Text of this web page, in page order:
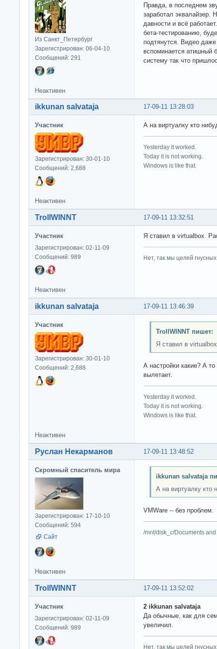
Из Санкт_Петербург
Зарегистрирован: 06-04-10
Сообщений: 291
Правда, в последнем
заработал эквалайзер.
давности и всё
бета-тестированию,
подтянутся. Видео
вспоминается атишный
систему так что
Неактивен
17-09-11 13:28:03
ikkunan salvataja
Участник
Зарегистрирован: 30-01-10
Сообщений: 2,688
А на виртуалку кто
Yesterday it worked.
Today it is not working.
Windows is like that.
Неактивен
17-09-11 13:32:51
TrollWINNT
Участник
Зарегистрирован: 02-11-09
Сообщений: 989
Я ставил в virtualbox.
Нет, так мы целей
Неактивен
17-09-11 13:46:39
ikkunan salvataja
Участник
Зарегистрирован: 30-01-10
Сообщений: 2,688
TrollWINNT пишет:
Я ставил в
А настройки какие? А
вылетает.
Yesterday it worked.
Today it is not working.
Windows is like that.
Неактивен
17-09-11 13:48:52
Руслан Некарманов
Скромный спаситель мира
Зарегистрирован: 17-10-10
Сообщений: 594
Сайт
ikkunan salvataja
А на виртуалку кто
VMWare -- без проблем.
/mnt/disk_c/Documents
Неактивен
17-09-11 13:52:02
TrollWINNT
Участник
Зарегистрирован: 02-11-09
Сообщений: 989
2 ikkunan salvataja
Да обычные, как для
увеличил.
Нет, так мы целей